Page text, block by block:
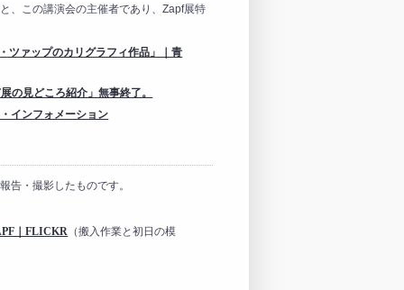
、この講演会の主催者であり、Zapf展特
ツァップのカリグラフィ作品」｜青
の見どころ紹介」無事終了。
インフォメーション
告・撮影したものです。
｜FLICKR （搬入作業と初日の模